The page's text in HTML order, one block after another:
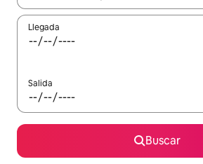
Llegada
Salida
Buscar